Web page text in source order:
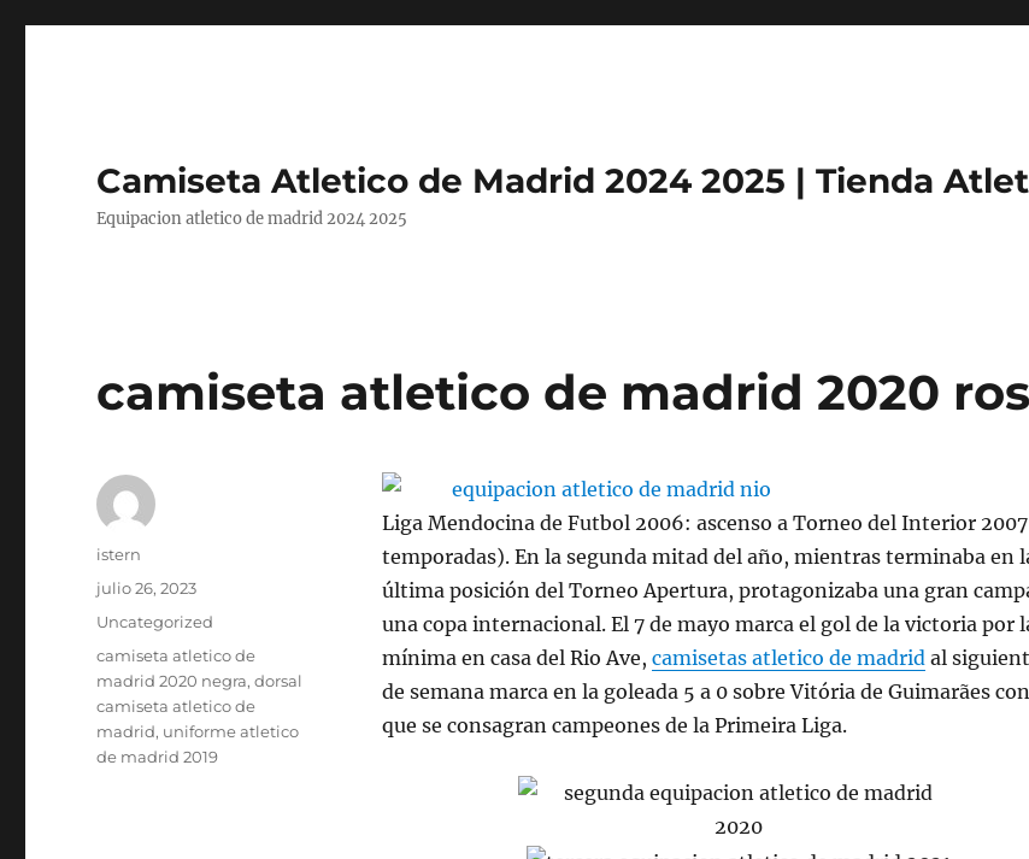
Camiseta Atletico de Madrid 2024 2025 | Tienda
Equipacion atletico de madrid 2024 2025
camiseta atletico de madrid 2020
Liga Mendocina de Futbol 2006: ascenso a Torneo del Interior 2007
temporadas). En la segunda mitad del año, mientras terminaba en
última posición del Torneo Apertura, protagonizaba una gran
una copa internacional. El 7 de mayo marca el gol de la victoria por
mínima en casa del Rio Ave, camisetas atletico de madridal
de semana marca en la goleada 5 a 0 sobre Vitória de Guimarães
que se consagran campeones de la Primeira Liga.
Autor
istern
Publicado
julio 26, 2023
Categorías
Uncategorized
Etiquetas
camiseta atletico de
madrid 2020 negra,dorsal
camiseta atletico de
madrid, uniforme atletico
de madrid 2019